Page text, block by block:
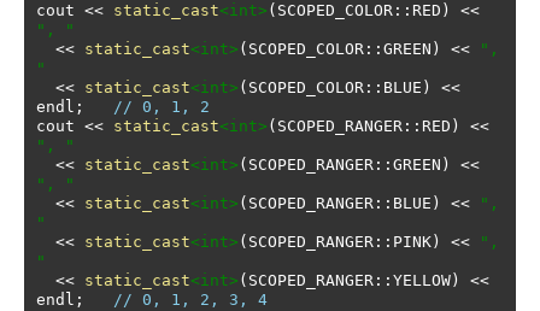
cout << static_cast<int> ( SCOPED_COLOR :: RED )
<<
", "
<< static_cast<int> ( SCOPED_COLOR :: GREEN ) <<
",
"
<< static_cast<int> ( SCOPED_COLOR :: BLUE )
<<
endl ;
// 0, 1, 2
cout << static_cast<int> ( SCOPED_RANGER :: RED )
<<
", "
<< static_cast<int> ( SCOPED_RANGER :: GREEN )
<<
", "
<< static_cast<int> ( SCOPED_RANGER :: BLUE ) <<
",
"
<< static_cast<int> ( SCOPED_RANGER :: PINK ) <<
",
"
<< static_cast<int> ( SCOPED_RANGER :: YELLOW )
<<
endl ; // 0, 1, 2, 3, 4